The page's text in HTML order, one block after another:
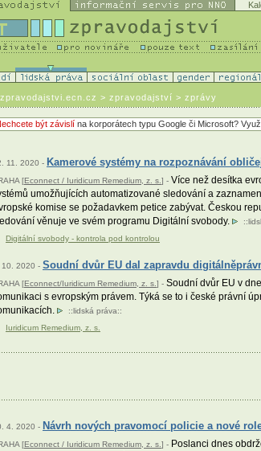
zpravodajstvi.ecn.cz > zpravodajství > zprávy
být závislí na korporátech typu Google či Microsoft?
11. 2020 - Kamerové systémy na rozpoznávání
[Econnect / Iuridicum Remedium, z. s. ] - Více než desítka
umožňujících automatizované sledování a
komise se požadavkem petice zabývat. Českou
věnuje ve svém programu Digitální svobody.
::
Digitální svobody - kontrola pod kontrolou
10. 2020 - Soudní dvůr EU dal zapravdu
[Econnect/Iuridicum Remedium, z. s. ] - Soudní dvůr EU v
s evropským právem. Týká se to i české právní
::lidská práva::
Iuridicum Remedium, z. s.
4. 2020 - Návrh nových pravomocí policie a nové
[Econnect / Iuridicum Remedium, z. s.] - Poslanci dnes